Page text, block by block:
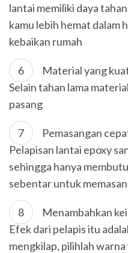
lantai memiliki daya
kamu lebih hemat dalam
kebaikan rumah
Material yang
Selain tahan lama
pasang
Pemasangan
Pelapisan lantai epoxy
sehingga hanya
sebentar untuk
Menambahkan
Efek dari pelapis itu
mengkilap, pilihlah